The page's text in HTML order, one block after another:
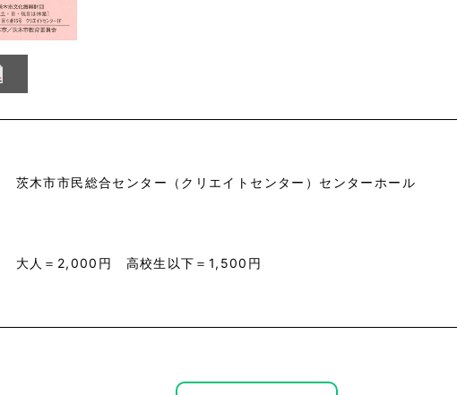
茨木市市民総合センター（クリエイトセンター）センターホール
大人＝2,000円 高校生以下＝1,500円